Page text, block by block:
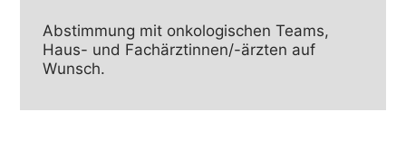
Abstimmung mit onkologischen Teams,
Haus- und Fachärztinnen/-ärzten auf
Wunsch.